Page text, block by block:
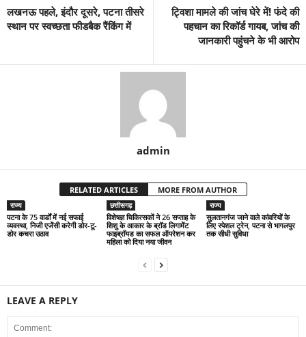
लखनऊ पहले, इंदौर दूसरे, पटना तीसरे
स्थान पर स्वच्छता फीडबैक रैंकिंग में
ट्विशा मामले की जांच घेरे में! फंदे की
पहचान का रिकॉर्ड गायब, जांच की
जानकारी पहुंचने के भी आरोप
admin
RELATED ARTICLES MORE FROM AUTHOR
राज्य
पटना के 75 वार्डों में नई सफाई
व्यवस्था, निजी एजेंसी करेगी डोर-टू-
डोर कचरा उठाव
छत्तीसगढ़
विशेषज्ञ चिकित्सकों ने 26 सप्ताह के
शिशु के आकार के ब्रॉड लिगामेंट
फाइब्रॉयड का सफल ऑपरेशन कर
महिला को दिया नया जीवन
राज्य
सुलतानगंज जाने वाले कांवरियों के
लिए स्पेशल ट्रेन, पटना से भागलपुर
तक सीधी सुविधा
LEAVE A REPLY